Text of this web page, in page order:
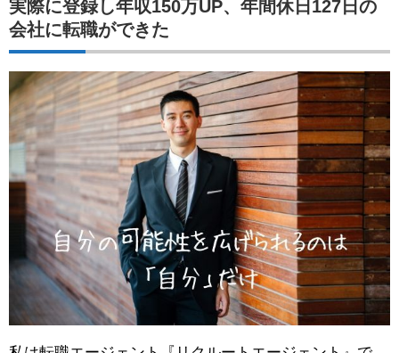
実際に登録し年収150万UP、年間休日127日の
会社に転職ができた